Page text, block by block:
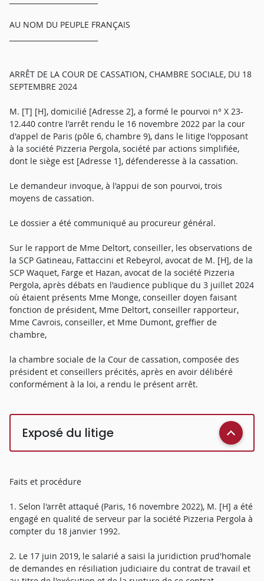
AU NOM DU PEUPLE FRANÇAIS
ARRÊT DE LA COUR DE CASSATION, CHAMBRE SOCIALE, DU 18
SEPTEMBRE 2024
M. [T] [H], domicilié [Adresse 2], a formé le pourvoi n° X 23-
12.440 contre l'arrêt rendu le 16 novembre 2022 par la cour
d'appel de Paris (pôle 6, chambre 9), dans le litige l'opposant
à la société Pizzeria Pergola, société par actions simplifiée,
dont le siège est [Adresse 1], défenderesse à la cassation.
Le demandeur invoque, à l'appui de son pourvoi, trois
moyens de cassation.
Le dossier a été communiqué au procureur général.
Sur le rapport de Mme Deltort, conseiller, les observations de
la SCP Gatineau, Fattaccini et Rebeyrol, avocat de M. [H], de la
SCP Waquet, Farge et Hazan, avocat de la société Pizzeria
Pergola, après débats en l'audience publique du 3 juillet 2024
où étaient présents Mme Monge, conseiller doyen faisant
fonction de président, Mme Deltort, conseiller rapporteur,
Mme Cavrois, conseiller, et Mme Dumont, greffier de
chambre,
la chambre sociale de la Cour de cassation, composée des
président et conseillers précités, après en avoir délibéré
conformément à la loi, a rendu le présent arrêt.
Exposé du litige
Faits et procédure
1. Selon l'arrêt attaqué (Paris, 16 novembre 2022), M. [H] a été
engagé en qualité de serveur par la société Pizzeria Pergola à
compter du 18 janvier 1992.
2. Le 17 juin 2019, le salarié a saisi la juridiction prud'homale
de demandes en résiliation judiciaire du contrat de travail et